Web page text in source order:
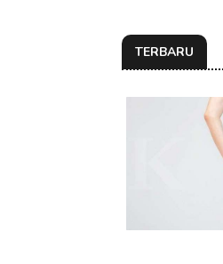
TERBARU